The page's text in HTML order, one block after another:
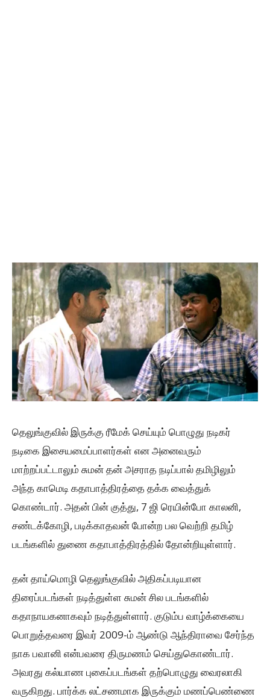
தெலுங்குவில் இருக்கு ரீமேக் செய்யும் பொழுது நடிகர்
நடிகை இசையமைப்பாளர்கள் என அனைவரும்
மாற்றப்பட்டாலும் சுமன் தன் அசராத நடிப்பால் தமிழிலும்
அந்த காமெடி கதாபாத்திரத்தை தக்க வைத்துக்
கொண்டார். அதன் பின் குத்து, 7 ஜி ரெயின்போ காலனி,
சண்டக்கோழி, படிக்காதவன் போன்ற பல வெற்றி தமிழ்
படங்களில் துணை கதாபாத்திரத்தில் தோன்றியுள்ளார்.
தன் தாய்மொழி தெலுங்குவில் அதிகப்படியான
திரைப்படங்கள் நடித்துள்ள சுமன் சில படங்களில்
கதாநாயகனாகவும் நடித்துள்ளார். குடும்ப வாழ்க்கையை
பொறுத்தவரை இவர் 2009-ம் ஆண்டு ஆந்திராவை சேர்ந்த
நாக பவானி என்பவரை திருமணம் செய்துகொண்டார்.
அவரது கல்யாண புகைப்படங்கள் தற்பொழுது வைரலாகி
வருகிறது. பார்க்க லட்சணமாக இருக்கும் மணப்பெண்ணை